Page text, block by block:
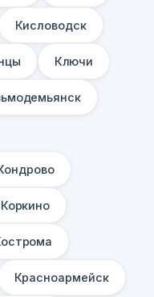
Кисловодск
Ключи
Коркино
Красноармейск